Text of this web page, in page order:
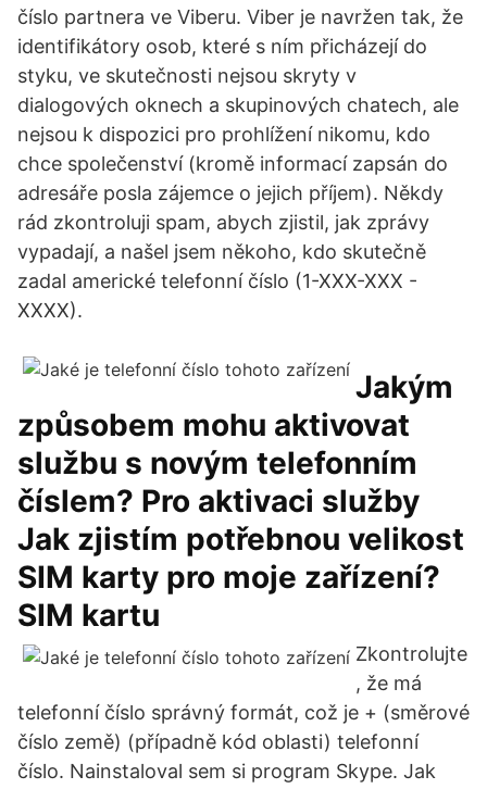
číslo partnera ve Viberu. Viber je navržen tak, že
identifikátory osob, které s ním přicházejí do
styku, ve skutečnosti nejsou skryty v
dialogových oknech a skupinových chatech, ale
nejsou k dispozici pro prohlížení nikomu, kdo
chce společenství (kromě informací zapsán do
adresáře posla zájemce o jejich příjem). Někdy
rád zkontroluji spam, abych zjistil, jak zprávy
vypadají, a našel jsem někoho, kdo skutečně
zadal americké telefonní číslo (1-XXX-XXX -
XXXX).
Jakým
způsobem mohu aktivovat
službu s novým telefonním
číslem? Pro aktivaci služby
Jak zjistím potřebnou velikost
SIM karty pro moje zařízení?
SIM kartu
Zkontrolujte
, že má
telefonní číslo správný formát, což je + (směrové
číslo země) (případně kód oblasti) telefonní
číslo. Nainstaloval sem si program Skype. Jak